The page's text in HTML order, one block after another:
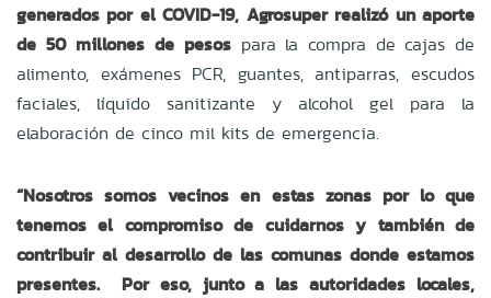
generados por el COVID-19, Agrosuper realizó un aporte
de 50 millones de pesospara la compra de cajas de
alimento, exámenes PCR, guantes, antiparras, escudos
faciales, líquido sanitizante y alcohol gel para la
elaboración de cinco mil kits de emergencia.
“Nosotros somos vecinos en estas zonas por lo que
tenemos el compromiso de cuidarnos y también de
contribuir al desarrollo de las comunas donde estamos
presentes. Por eso, junto a las autoridades locales,